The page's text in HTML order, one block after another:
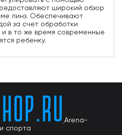
широкий обзор
линз. Обеспечивают
за счет обработки
в то же время современные
ребенку.
Arena-
спорта